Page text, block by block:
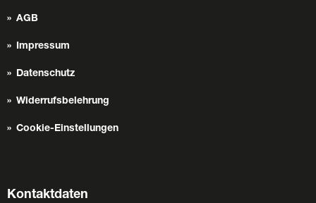
AGB
Impressum
Datenschutz
Widerrufsbelehrung
Cookie-Einstellungen
Kontaktdaten